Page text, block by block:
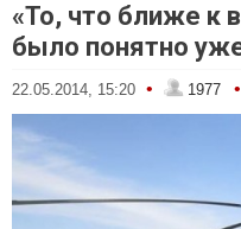
«То, что ближе к
было понятно
22.05.2014, 15:20 • 1977 •